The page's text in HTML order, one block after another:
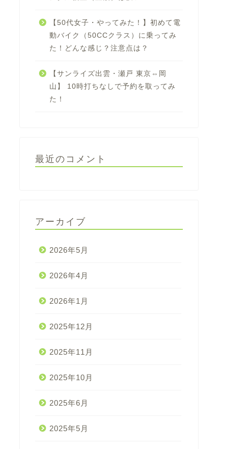
【50代女子・やってみた！】初めて電
動バイク（50CCクラス）に乗ってみ
た！どんな感じ？注意点は？
【サンライズ出雲・瀬戸 東京⇔岡
山】 10時打ちなしで予約を取ってみ
た！
最近のコメント
アーカイブ
2026年5月
2026年4月
2026年1月
2025年12月
2025年11月
2025年10月
2025年6月
2025年5月